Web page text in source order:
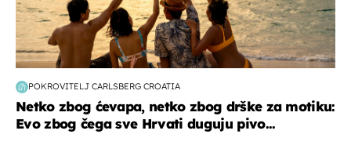
POKROVITELJ CARLSBERG CROATIA
Netko zbog ćevapa, netko zbog drške za motiku:
Evo zbog čega sve Hrvati duguju pivo...